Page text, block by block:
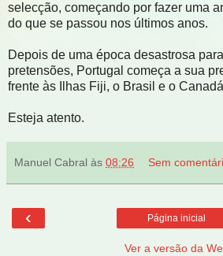
selecção, começando por fazer uma
do que se passou nos últimos anos.
Depois de uma época desastrosa
pretensões, Portugal começa a sua
frente às Ilhas Fiji, o Brasil e o
Esteja atento.
Manuel Cabral às 08:26 Sem
‹ Página inicial
Ver a versão da